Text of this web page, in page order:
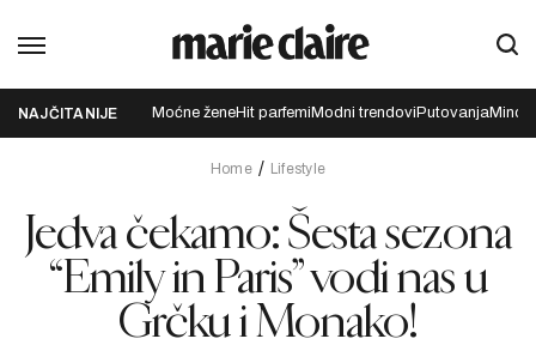
NAJČITANIJE Moćne ženeHit parfemi Modni trendovi Putovanja
Home Lifestyle
Jedva čekamo: Šesta sezona
“Emily in Paris” vodi nas u
Grčku i Monako!